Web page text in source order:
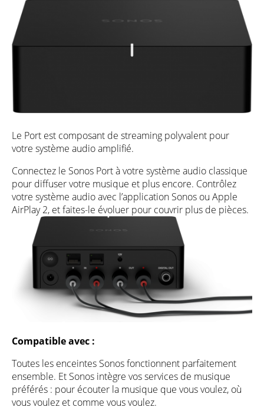
Le Port est composant de streaming polyvalent pour
votre système audio amplifié.
Connectez le Sonos Port à votre système audio classique
pour diffuser votre musique et plus encore. Contrôlez
votre système audio avec l’application Sonos ou Apple
AirPlay 2, et faites-le évoluer pour couvrir plus de pièces.
Compatible avec :
Toutes les enceintes Sonos fonctionnent parfaitement
ensemble. Et Sonos intègre vos services de musique
préférés : pour écouter la musique que vous voulez, où
vous voulez et comme vous voulez.